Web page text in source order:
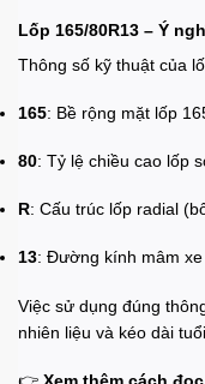
Lốp 165/80R13 – Ý
Thông số kỹ thuật của
165: Bề rộng mặt lốp
80: Tỷ lệ chiều cao lốp
R: Cấu trúc lốp radial
13: Đường kính mâm xe
Việc sử dụng đúng
nhiên liệu và kéo dài
👉 Xem thêm cách